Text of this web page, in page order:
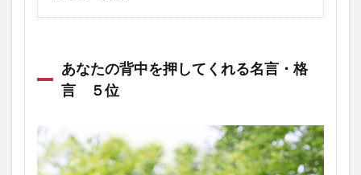
あなたの背中を押してくれる名言・格
言 ５位